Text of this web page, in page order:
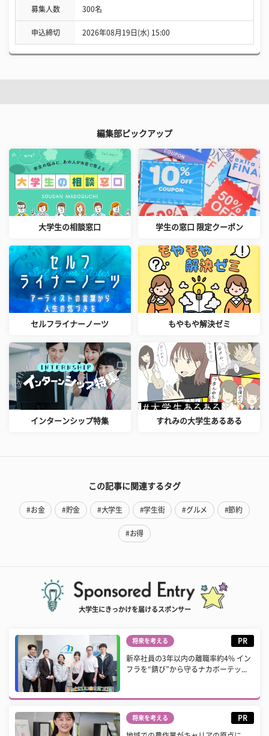
募集人数 300名
申込締切 2026年08月19日(水) 15:00
編集部ピックアップ
大学生の相談窓口 学生の窓口 限定クーポン
セルフライナーノーツ もやもや解決ゼミ
インターンシップ特集 すれみの大学生あるある
この記事に関連するタグ
#お金 #貯金 #大学生 #学生街 #グルメ #節約
#お得
大学生にきっかけを届けるスポンサー
将来を考える PR
新卒社員の3年以内の離職率約4% イン
フラを“錆び”から守るナカボーテッ...
将来を考える PR